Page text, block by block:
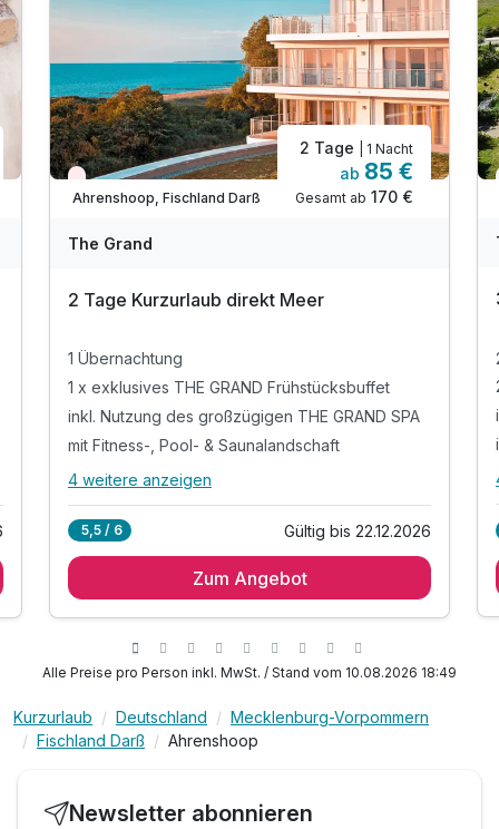
Ausstattung
Für 3 Tage p.P. ab 472,20 €
Juniorsuite/n
2 Erwachsene und 1 Kind
Wieder frei ab September
Ahrenshoop, Fischland Darß
2 Tage | 1 Nacht
ab 85 €
Gesamt ab 170 €
The Grand
2 Tage Kurzurlaub direkt Meer
1 Übernachtung
1 x exklusives THE GRAND Frühstücksbuffet
inkl. Nutzung des großzügigen THE GRAND SPA
mit Fitness-, Pool- & Saunalandschaft
Alle Inklusivleistungen
1 x exklusives THE GRAND Frühstücksbuffet
inkl. Leihbademantel, Saunatücher & Slipper
inkl. kostenfreie Minibarnutzung
inkl. Nutzung W-Lan
4 weitere anzeigen
5,5 / 6 Gültig bis 22.12.2026
Zum Angebot
Alle Preise pro Person inkl. MwSt. / Stand vom 10.08.2026 18:49
Kurzurlaub Deutschland
Mecklenburg-Vorpommern
Fischland Darß
Ahrenshoop
Newsletter abonnieren